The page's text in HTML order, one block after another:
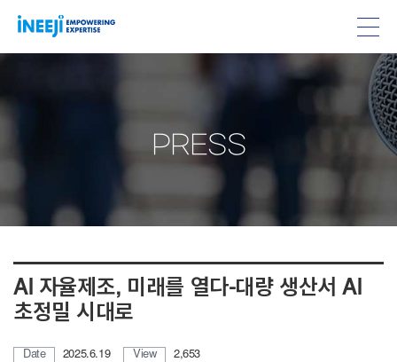
PRESS
AI 자율제조, 미래를 열다-대량 생산서 AI
초정밀 시대로
Date 2025.6.19 View 2,653